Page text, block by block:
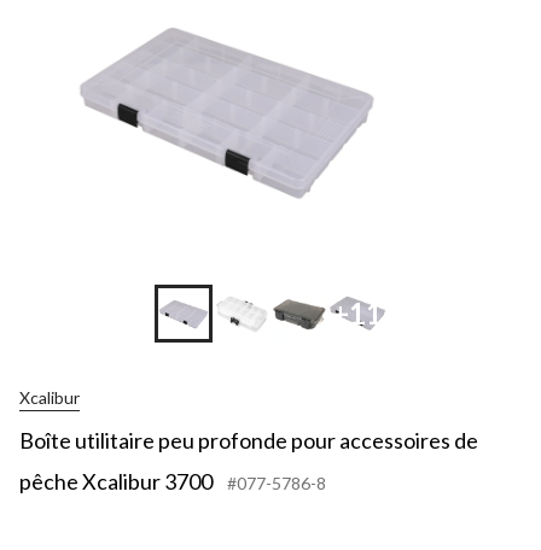
+11
Xcalibur
Boîte utilitaire peu profonde pour accessoires de
pêche Xcalibur 3700
#077-5786-8